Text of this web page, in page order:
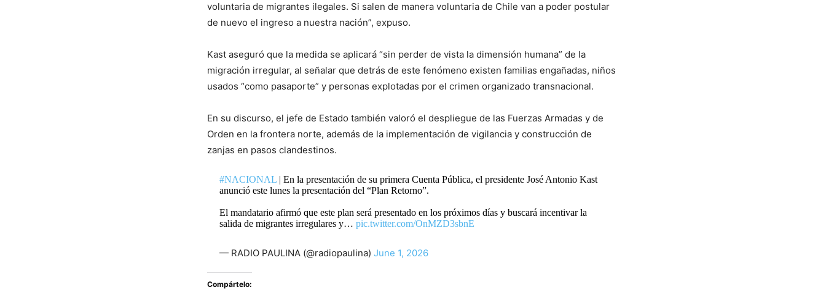
voluntaria de migrantes ilegales. Si salen de manera voluntaria de Chile van a poder postular
de nuevo el ingreso a nuestra nación”, expuso.
Kast aseguró que la medida se aplicará “sin perder de vista la dimensión humana” de la
migración irregular, al señalar que detrás de este fenómeno existen familias engañadas, niños
usados “como pasaporte” y personas explotadas por el crimen organizado transnacional.
En su discurso, el jefe de Estado también valoró el despliegue de las Fuerzas Armadas y de
Orden en la frontera norte, además de la implementación de vigilancia y construcción de
zanjas en pasos clandestinos.
#NACIONAL | En la presentación de su primera Cuenta Pública, el presidente José Antonio Kast
anunció este lunes la presentación del “Plan Retorno”.
El mandatario afirmó que este plan será presentado en los próximos días y buscará incentivar la
salida de migrantes irregulares y…pic.twitter.com/OnMZD3sbnE
— RADIO PAULINA (@radiopaulina)June 1, 2026
Compártelo: